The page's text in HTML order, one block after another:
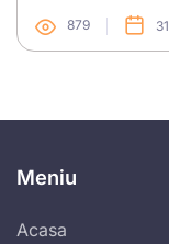
879
Meniu
Acasa